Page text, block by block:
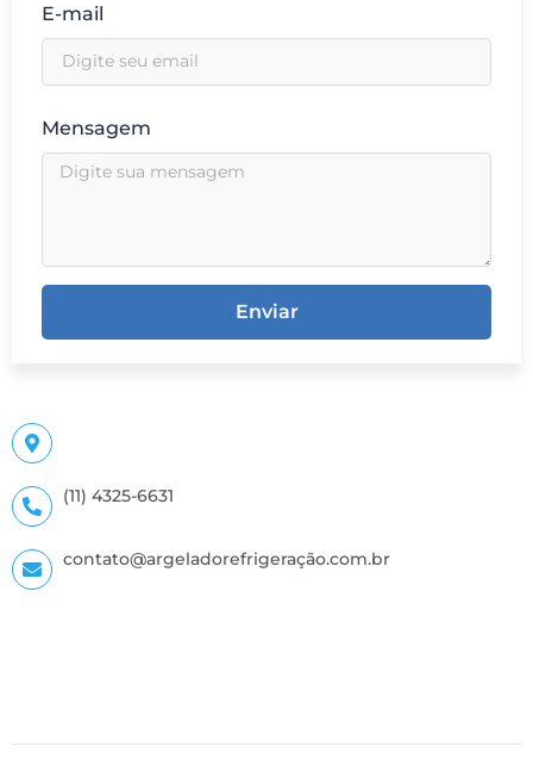
E-mail
Mensagem
Enviar
(11) 4325-6631
contato@argeladorefrigeração.com.br